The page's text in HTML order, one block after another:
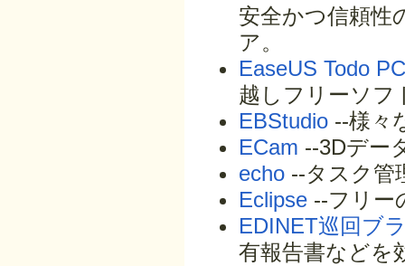
安全かつ信頼性
ア。
EaseUS Todo
越しフリーソフ
EBStudio --様々
ECam --3Dデー
echo --タスク管
Eclipse --フリー
EDINET巡回ブ
有報告書などを